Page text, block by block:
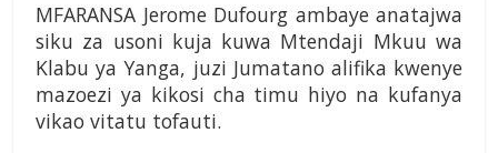
MFARANSA Jerome Dufourg ambaye anatajwa
siku za usoni kuja kuwa Mtendaji Mkuu wa
Klabu ya Yanga, juzi Jumatano alifika kwenye
mazoezi ya kikosi cha timu hiyo na kufanya
vikao vitatu tofauti.